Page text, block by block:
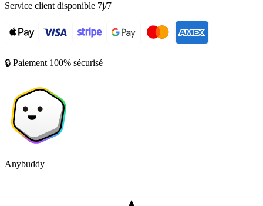
Service client disponible 7j/7
🔒 Paiement 100% sécurisé
Anybuddy